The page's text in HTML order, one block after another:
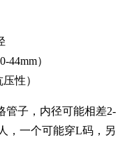
44mm）
性）
管子，内径可能相差2-
，一个可能穿L码，另